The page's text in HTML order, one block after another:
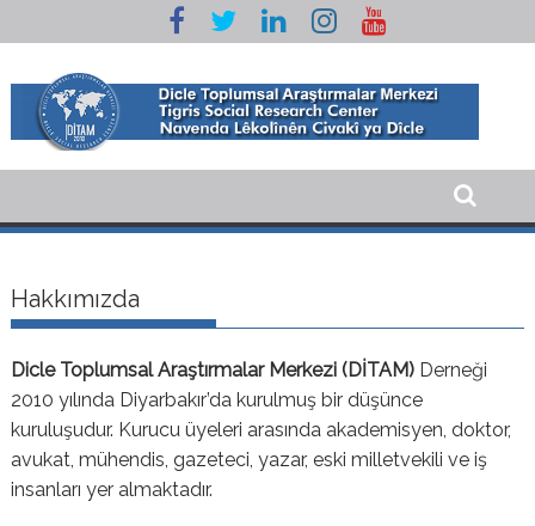
to
content
Hakkımızda
Dicle Toplumsal Araştırmalar Merkezi (DİTAM) Derneği
2010 yılında Diyarbakır’da kurulmuş bir düşünce
kuruluşudur. Kurucu üyeleri arasında akademisyen, doktor,
avukat, mühendis, gazeteci, yazar, eski milletvekili ve iş
insanları yer almaktadır.